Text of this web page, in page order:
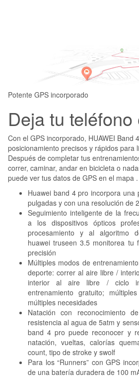
Potente GPS incorporado
Deja tu
Con el GPS incorporado, HUAWEI Band
posicionamiento precisos y rápidos para
Después de completar tus
correr, caminar, andar en bicicleta o
puede ver tus datos de GPS en el mapa .
Huawei band 4 pro incorpora una
pulgadas y con una resolución de
Seguimiento inteligente de la
a los dispositivos ópticos
procesamiento y al algoritmo
huawei truseen 3.5 monitorea tu
precisión
Múltiples modos de
deporte: correr al aire libre /
interior al aire libre / ciclo
entrenamiento gratuito;
múltiples necesidades
Natación con reconocimiento
resistencia al agua de 5atm y
band 4 pro puede reconocer y
natación, vueltas, calorías
count, tipo de stroke y swolf
Para los “Runners” con GPS
de una batería duradera de 100